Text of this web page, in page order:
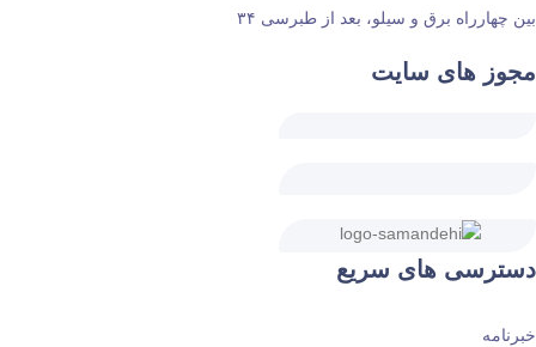
بین چهارراه برق و سیلو، بعد از طبرسی ۳۴
مجوز های سایت
دسترسی های سریع
خبرنامه